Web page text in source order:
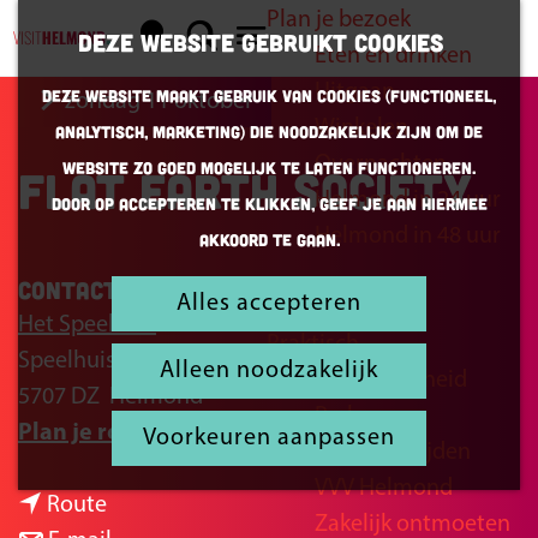
Deze website gebruikt cookies
Deze website maakt gebruik van cookies (Functioneel,
Analytisch, Marketing) die noodzakelijk zijn om de
website zo goed mogelijk te laten functioneren.
Door op accepteren te klikken, geef je aan hiermee
akkoord te gaan.
Alles accepteren
Alleen noodzakelijk
Voorkeuren aanpassen
K
a
a
r
t
Z
o
e
k
e
n
M
e
n
u
Plan je bezoek
Eten en drinken
Uitgaan
Winkelen
Overnachten
Helmond in 24 uur
Helmond in 48 uur
Inspiratie
Praktisch
Bereikbaarheid
Parkeren
Openingstijden
VVV Helmond
Zakelijk ontmoeten
zondag 11 oktober
Flat Earth Society
Contact
Het Speelhuis
Speelhuisplein 2
5707 DZ Helmond
Plan je routen
a
Routen